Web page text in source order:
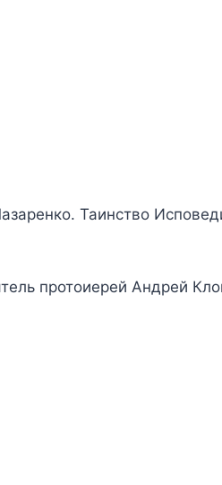
Таинство
протоиерей Андрей